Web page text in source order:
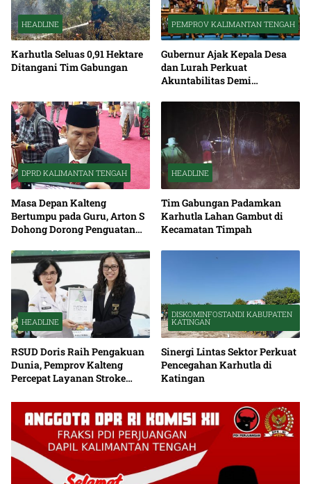
HEADLINE
Karhutla Seluas 0,91 Hektare
Ditangani Tim Gabungan
PEMPROV KALIMANTAN TENGAH
Gubernur Ajak Kepala Desa
dan Lurah Perkuat
Akuntabilitas Demi
Kalteng
DPRD KALIMANTAN TENGAH
Masa Depan Kalteng
Bertumpu pada Guru, Arton S
Dohong Dorong Penguatan
HEADLINE
Tim Gabungan Padamkan
Karhutla Lahan Gambut di
Kecamatan Timpah
HEADLINE
RSUD Doris Raih Pengakuan
Dunia, Pemprov Kalteng
Percepat Layanan Stroke
DISKOMINFOSTANDI KABUPATEN
KATINGAN
Sinergi Lintas Sektor Perkuat
Pencegahan Karhutla di
Katingan